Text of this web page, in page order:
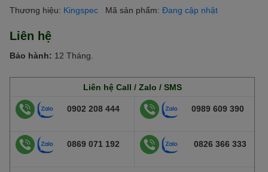
Thương hiệu: Kingspec Mã sản phẩm: Đang cập nhật
Liên hệ
Bảo hành: 12 Tháng.
Liên hệ Call / Zalo / SMS
0902 208 444 0989 609 390
0869 071 192 0826 366 333